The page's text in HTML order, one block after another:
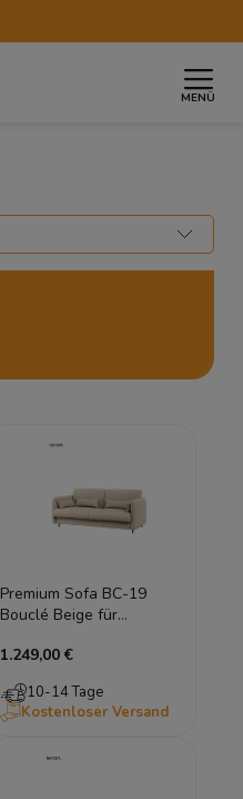
MENÜ
Sofas
Premium Sofa BC-19
Bouclé Beige für
CONCEPT 160x200
1.249,00 €
10-14 Tage
Kostenloser Versand